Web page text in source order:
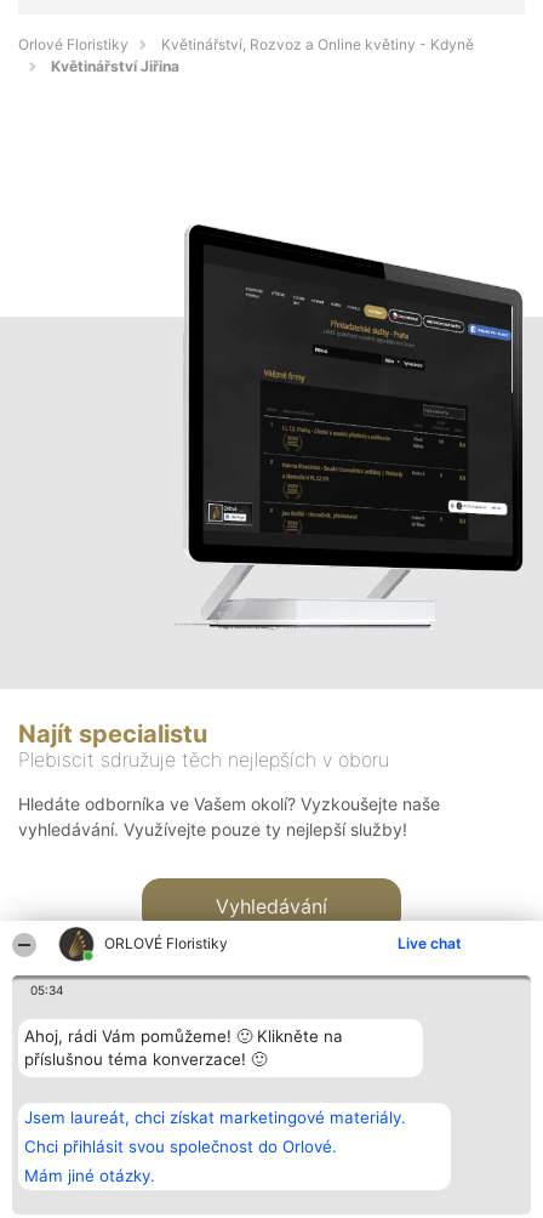
ORLOVÉ Floristiky Live chat
05:34
Ahoj, rádi Vám pomůžeme! 🙂 Klikněte na
příslušnou téma konverzace! 🙂
Jsem laureát, chci získat marketingové materiály.
Chci přihlásit svou společnost do Orlové.
Mám jiné otázky.
Orlové Floristiky
Květinářství, Rozvoz a Online květiny - Kdyně
Květinářství Jiřina
Najít specialistu
Plebiscit sdružuje těch nejlepších v oboru
Hledáte odborníka ve Vašem okolí? Vyzkoušejte naše
vyhledávání. Využívejte pouze ty nejlepší služby!
Vyhledávání
Bright Side Solutions sp. z o.
o. sp. k.
ul. Ruska 22
Wrocław 50-079
KRS 0000749100 | Regon
381313360 | NIP 8943132676
Vítězové
Seznam všech
laureátů
Zásady
Zásady
Kontakt